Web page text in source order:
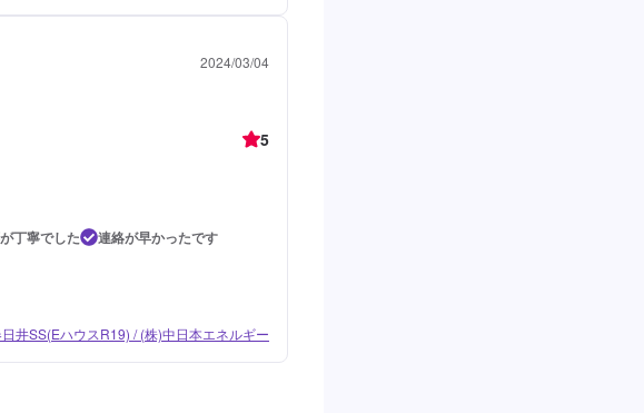
2024/03/04
5
丁寧でした
連絡が早かったです
井SS(EハウスR19) / (株)中日本エネルギー